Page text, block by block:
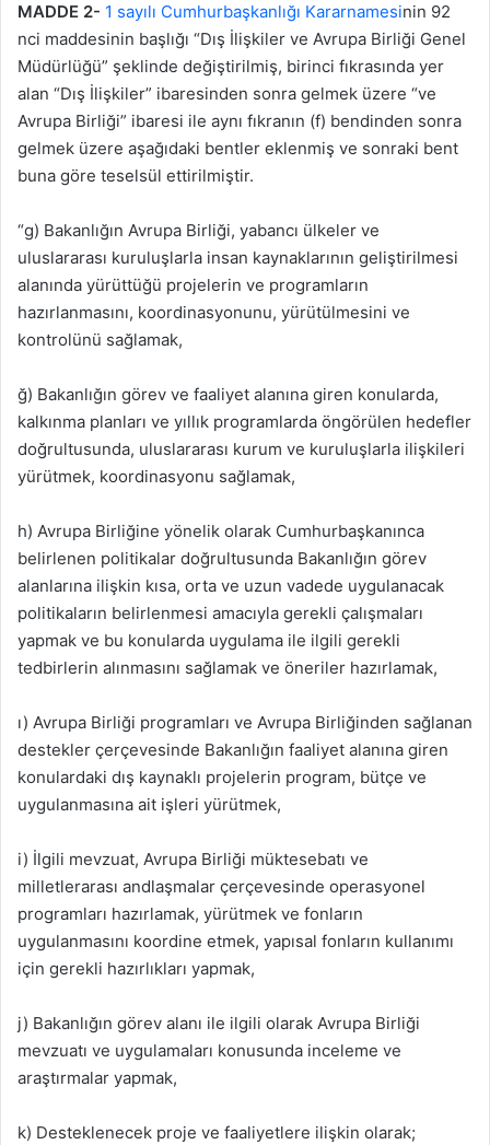
MADDE 2- 1 sayılı Cumhurbaşkanlığı Kararnamesinin 92
nci maddesinin başlığı “Dış İlişkiler ve Avrupa Birliği Genel
Müdürlüğü” şeklinde değiştirilmiş, birinci fıkrasında yer
alan “Dış İlişkiler” ibaresinden sonra gelmek üzere “ve
Avrupa Birliği” ibaresi ile aynı fıkranın (f) bendinden sonra
gelmek üzere aşağıdaki bentler eklenmiş ve sonraki bent
buna göre teselsül ettirilmiştir.
“g) Bakanlığın Avrupa Birliği, yabancı ülkeler ve
uluslararası kuruluşlarla insan kaynaklarının geliştirilmesi
alanında yürüttüğü projelerin ve programların
hazırlanmasını, koordinasyonunu, yürütülmesini ve
kontrolünü sağlamak,
ğ) Bakanlığın görev ve faaliyet alanına giren konularda,
kalkınma planları ve yıllık programlarda öngörülen hedefler
doğrultusunda, uluslararası kurum ve kuruluşlarla ilişkileri
yürütmek, koordinasyonu sağlamak,
h) Avrupa Birliğine yönelik olarak Cumhurbaşkanınca
belirlenen politikalar doğrultusunda Bakanlığın görev
alanlarına ilişkin kısa, orta ve uzun vadede uygulanacak
politikaların belirlenmesi amacıyla gerekli çalışmaları
yapmak ve bu konularda uygulama ile ilgili gerekli
tedbirlerin alınmasını sağlamak ve öneriler hazırlamak,
ı) Avrupa Birliği programları ve Avrupa Birliğinden sağlanan
destekler çerçevesinde Bakanlığın faaliyet alanına giren
konulardaki dış kaynaklı projelerin program, bütçe ve
uygulanmasına ait işleri yürütmek,
i) İlgili mevzuat, Avrupa Birliği müktesebatı ve
milletlerarası andlaşmalar çerçevesinde operasyonel
programları hazırlamak, yürütmek ve fonların
uygulanmasını koordine etmek, yapısal fonların kullanımı
için gerekli hazırlıkları yapmak,
j) Bakanlığın görev alanı ile ilgili olarak Avrupa Birliği
mevzuatı ve uygulamaları konusunda inceleme ve
araştırmalar yapmak,
k) Desteklenecek proje ve faaliyetlere ilişkin olarak;